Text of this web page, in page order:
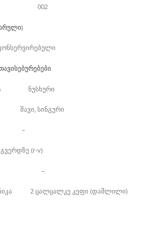
002
)
ნუსხური
სინგური
–
(r-v)
–
2 ცალცალკე კეფი (დაშლილი)